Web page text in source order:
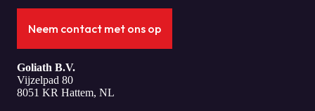
Neem contact met ons op
Goliath B.V.
Vijzelpad 80
8051 KR Hattem, NL